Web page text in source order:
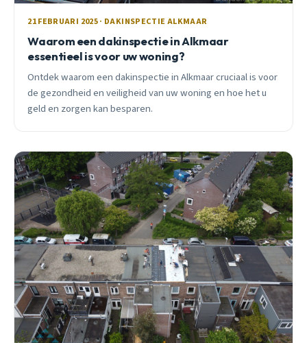
21 FEBRUARI 2025 · DAKINSPECTIE ALKMAAR
Waarom een dakinspectie in Alkmaar
essentieel is voor uw woning?
Ontdek waarom een dakinspectie in Alkmaar cruciaal is voor
de gezondheid en veiligheid van uw woning en hoe het u
geld en zorgen kan besparen.